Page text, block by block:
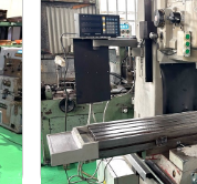
#2立フライス盤
メーカー 山崎技
形 式 YZ-75
年 式1992